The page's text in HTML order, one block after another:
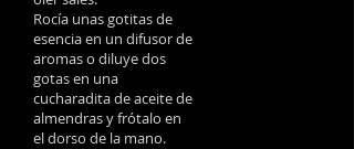
Rocía unas gotitas de
esencia en un difusor de
aromas o diluye dos
gotas en una
cucharadita de aceite de
almendras y frótalo en
el dorso de la mano.